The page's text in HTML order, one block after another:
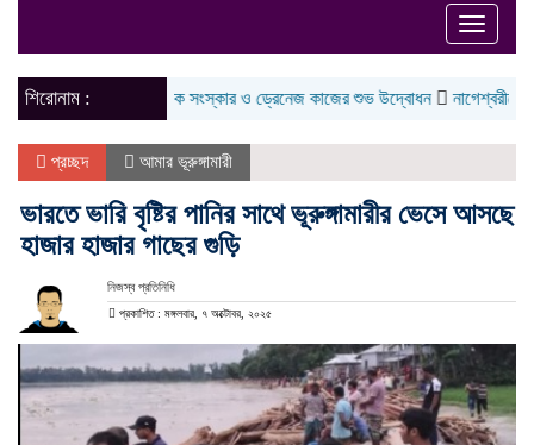
Toggle
শিরোনাম :
দৌলতপুরে সড়ক সংস্কার ও ড্রেনেজ কাজের শুভ উদ্বোধন নাগেশ্বরীতে কৃতি
প্রচ্ছদ আমার ভূরুঙ্গামারী
ভারতে ভারি বৃষ্টির পানির সাথে ভূরুঙ্গামারীর ভেসে আসছে
হাজার হাজার গাছের গুড়ি
নিজস্ব প্রতিনিধি
প্রকাশিত : মঙ্গলবার, ৭ অক্টোবর, ২০২৫